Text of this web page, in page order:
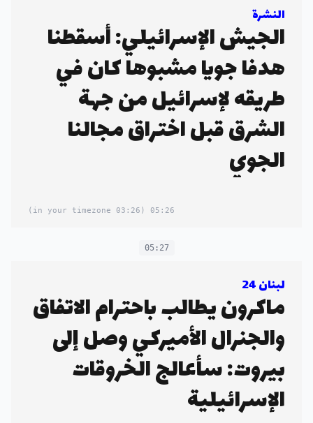
النشرة
الجيش الإسرائيلي: أسقطنا
هدفا جويا مشبوها كان في
طريقه لإسرائيل من جهة
الشرق قبل اختراق مجالنا
الجوي
05:26
(03:26 in your timezone)
05:27
لبنان 24
ماكرون يطالب باحترام الاتفاق
والجنرال الأميركي وصل إلى
بيروت: سأعالج الخروقات
الإسرائيلية